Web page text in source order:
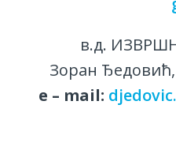
в.д.
Зоран
е – mail: